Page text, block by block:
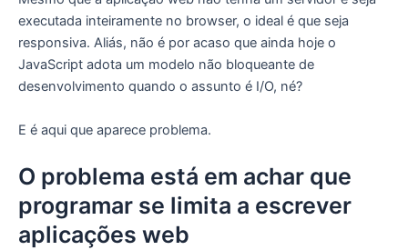
executada inteiramente no browser, o ideal é que seja
responsiva. Aliás, não é por acaso que ainda hoje o
JavaScript adota um modelo não bloqueante de
desenvolvimento quando o assunto é I/O, né?
E é aqui que aparece problema.
O problema está em achar que
programar se limita a escrever
aplicações web